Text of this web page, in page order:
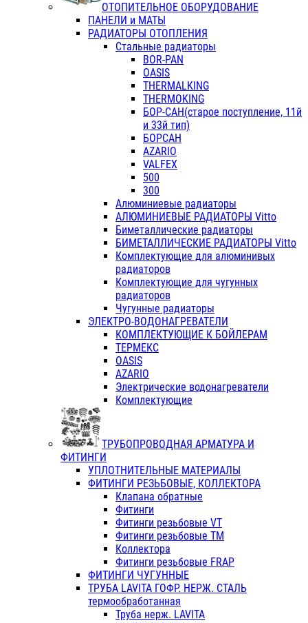
ОТОПИТЕЛЬНОЕ ОБОРУДОВАНИЕ
ПАНЕЛИ и МАТЫ
РАДИАТОРЫ ОТОПЛЕНИЯ
Стальные радиаторы
BOR-PAN
OASIS
THERMALKING
THERMOKING
БОР-САН(старое поступление, 11й
и 33й тип)
БОРСАН
AZARIO
VALFEX
500
300
Алюминиевые радиаторы
АЛЮМИНИЕВЫЕ РАДИАТОРЫ Vitto
Биметаллические радиаторы
БИМЕТАЛЛИЧЕСКИЕ РАДИАТОРЫ Vitto
Комплектующие для алюминивых
радиаторов
Комплектующие для чугунных
радиаторов
Чугунные радиаторы
ЭЛЕКТРО-ВОДОНАГРЕВАТЕЛИ
КОМПЛЕКТУЮЩИЕ К БОЙЛЕРАМ
ТЕРМЕКС
OASIS
AZARIO
Электрические водонагреватели
Комплектующие
ТРУБОПРОВОДНАЯ АРМАТУРА И
ФИТИНГИ
УПЛОТНИТЕЛЬНЫЕ МАТЕРИАЛЫ
ФИТИНГИ РЕЗЬБОВЫЕ, КОЛЛЕКТОРА
Клапана обратные
Фитинги
Фитинги резьбовые VT
Фитинги резьбовые ТМ
Коллектора
Фитинги резьбовые FRAP
ФИТИНГИ ЧУГУННЫЕ
ТРУБА LAVITA ГОФР. НЕРЖ. СТАЛЬ
термообработанная
Труба нерж. LAVITA